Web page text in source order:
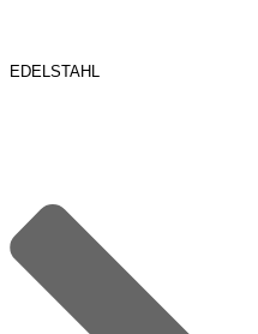
EDELSTAHL